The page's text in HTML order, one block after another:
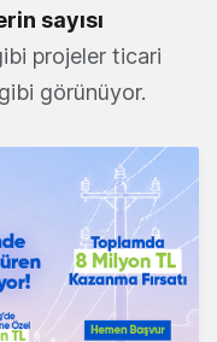
sayısı
projeler ticari
görünüyor.